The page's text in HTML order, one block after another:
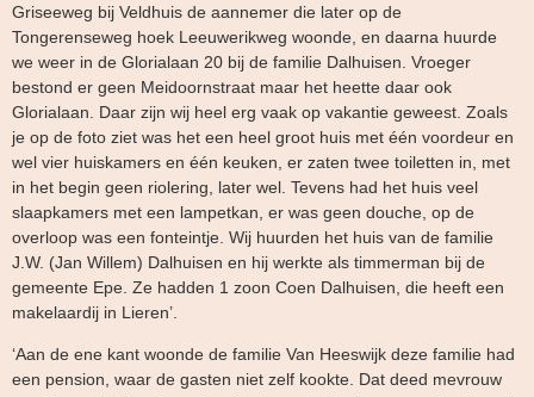
Griseeweg bij Veldhuis de aannemer die later op de
Tongerenseweg hoek Leeuwerikweg woonde, en daarna huurde
we weer in de Glorialaan 20 bij de familie Dalhuisen. Vroeger
bestond er geen Meidoornstraat maar het heette daar ook
Glorialaan. Daar zijn wij heel erg vaak op vakantie geweest. Zoals
je op de foto ziet was het een heel groot huis met één voordeur en
wel vier huiskamers en één keuken, er zaten twee toiletten in, met
in het begin geen riolering, later wel. Tevens had het huis veel
slaapkamers met een lampetkan, er was geen douche, op de
overloop was een fonteintje. Wij huurden het huis van de familie
J.W. (Jan Willem) Dalhuisen en hij werkte als timmerman bij de
gemeente Epe. Ze hadden 1 zoon Coen Dalhuisen, die heeft een
makelaardij in Lieren’.
‘Aan de ene kant woonde de familie Van Heeswijk deze familie had
een pension, waar de gasten niet zelf kookte. Dat deed mevrouw